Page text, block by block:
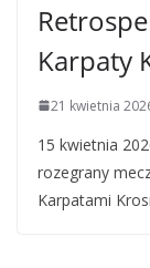
Karpaty
21 kwietnia
15 kwietnia
rozegrany
Karpatami